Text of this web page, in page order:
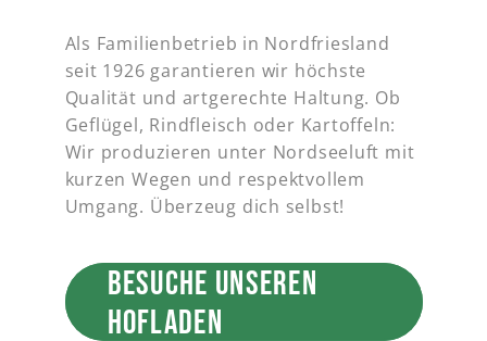
Als Familienbetrieb in Nordfriesland
seit 1926 garantieren wir höchste
Qualität und artgerechte Haltung. Ob
Geflügel, Rindfleisch oder Kartoffeln:
Wir produzieren unter Nordseeluft mit
kurzen Wegen und respektvollem
Umgang. Überzeug dich selbst!
BESUCHE UNSEREN
HOFLADEN